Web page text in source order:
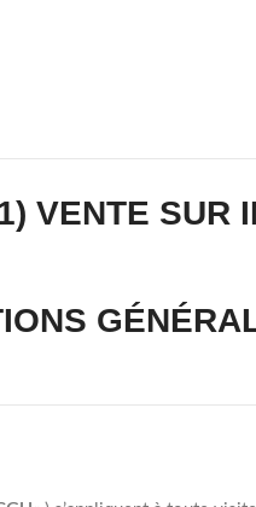
VENTE SUR